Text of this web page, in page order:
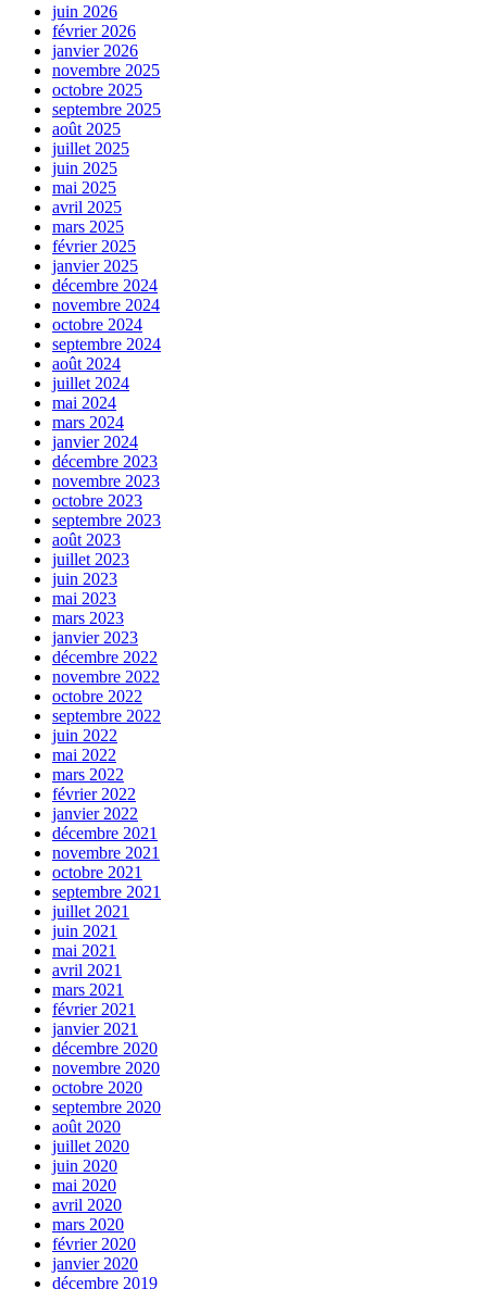
juin 2026
février 2026
janvier 2026
novembre 2025
octobre 2025
septembre 2025
août 2025
juillet 2025
juin 2025
mai 2025
avril 2025
mars 2025
février 2025
janvier 2025
décembre 2024
novembre 2024
octobre 2024
septembre 2024
août 2024
juillet 2024
mai 2024
mars 2024
janvier 2024
décembre 2023
novembre 2023
octobre 2023
septembre 2023
août 2023
juillet 2023
juin 2023
mai 2023
mars 2023
janvier 2023
décembre 2022
novembre 2022
octobre 2022
septembre 2022
juin 2022
mai 2022
mars 2022
février 2022
janvier 2022
décembre 2021
novembre 2021
octobre 2021
septembre 2021
juillet 2021
juin 2021
mai 2021
avril 2021
mars 2021
février 2021
janvier 2021
décembre 2020
novembre 2020
octobre 2020
septembre 2020
août 2020
juillet 2020
juin 2020
mai 2020
avril 2020
mars 2020
février 2020
janvier 2020
décembre 2019